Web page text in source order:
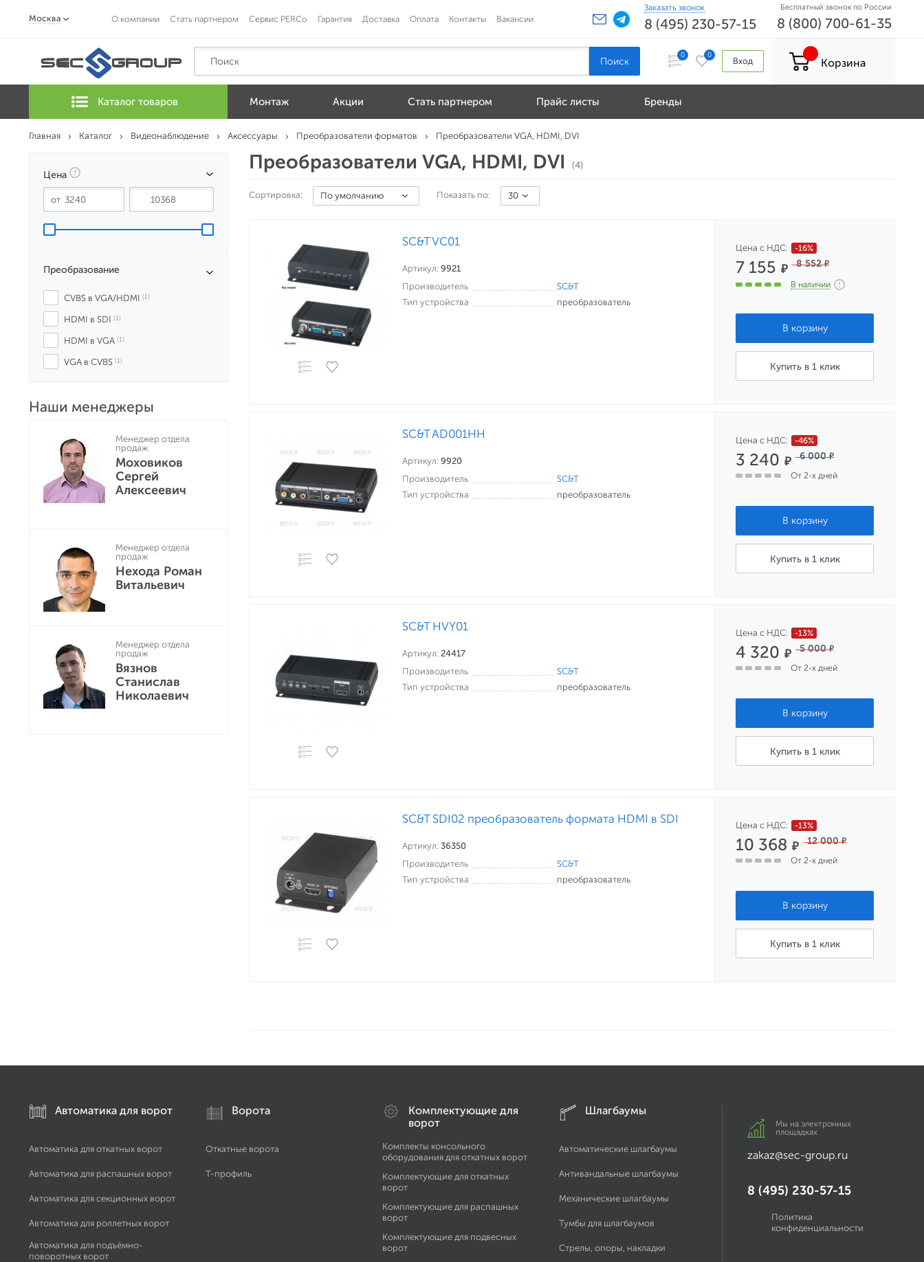
Москва О компании Стать партнером Сервис PERCo Гарантия Доставка Оплата Контакты Вакансии
Заказать звонок
8 (495) 230-57-15
Бесплатный звонок по России
8 (800) 700-61-35
0 0
Вход Корзина
Каталог товаров Монтаж Акции Стать партнером Прайс листы Бренды
Главная Каталог Видеонаблюдение Аксессуары Преобразователи форматов Преобразователи VGA, HDMI, DVI
Цена
Преобразование
CVBS в VGA/HDMI (1)
HDMI в SDI (1)
HDMI в VGA (1)
VGA в CVBS (1)
Наши менеджеры
Менеджер отдела
продаж
Моховиков
Сергей
Алексеевич
Менеджер отдела
продаж
Нехода Роман
Витальевич
Менеджер отдела
продаж
Вязнов
Станислав
Николаевич
Преобразователи VGA, HDMI, DVI (4)
Сортировка: По умолчанию Показать по: 30
SC&T VC01
Артикул: 9921
Производитель
SC&T
Тип устройства
преобразователь
Цена с НДС: -16%
7 155₽ 8 552₽
В наличии
Купить в 1 клик
SC&T AD001HH
Артикул: 9920
Производитель
SC&T
Тип устройства
преобразователь
Цена с НДС: -46%
3 240₽ 6 000₽
От 2-х дней
Купить в 1 клик
SC&T HVY01
Артикул: 24417
Производитель
SC&T
Тип устройства
преобразователь
Цена с НДС: -13%
4 320₽ 5 000₽
От 2-х дней
Купить в 1 клик
SC&T SDI02 преобразователь формата HDMI в SDI
Артикул: 36350
Производитель
SC&T
Тип устройства
преобразователь
Цена с НДС: -13%
10 368₽ 12 000₽
От 2-х дней
Купить в 1 клик
Автоматика для ворот
Автоматика для откатных ворот
Автоматика для распашных ворот
Автоматика для секционных ворот
Автоматика для роллетных ворот
Автоматика для подъёмно-
поворотных ворот
Ворота
Откатные ворота
Т-профиль
Комплектующие для
ворот
Комплекты консольного
оборудования для откатных ворот
Комплектующие для откатных
ворот
Комплектующие для распашных
ворот
Комплектующие для подвесных
ворот
Шлагбаумы
Автоматические шлагбаумы
Антивандальные шлагбаумы
Механические шлагбаумы
Тумбы для шлагбаумов
Стрелы, опоры, накладки
Мы на электронных
площадках
zakaz@sec-group.ru
8 (495) 230-57-15
Политика
конфиденциальности